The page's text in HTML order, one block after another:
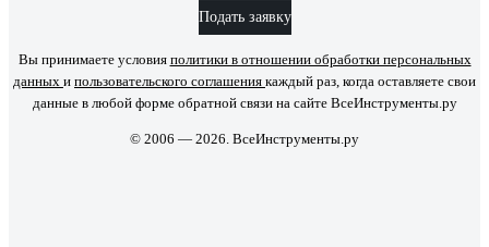
Подать заявку
Вы принимаете условия политики в отношении обработки персональных
данных и пользовательского соглашения каждый раз, когда оставляете свои
данные в любой форме обратной связи на сайте ВсеИнструменты.ру
© 2006 — 2026. ВсеИнструменты.ру